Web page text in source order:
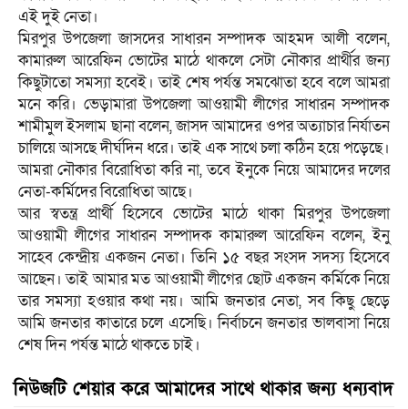
এই দুই নেতা।
মিরপুর উপজেলা জাসদের সাধারন সম্পাদক আহমদ আলী বলেন,
কামারুল আরেফিন ভোটের মাঠে থাকলে সেটা নৌকার প্রার্থীর জন্য
কিছুটাতো সমস্যা হবেই। তাই শেষ পর্যন্ত সমঝোতা হবে বলে আমরা
মনে করি। ভেড়ামারা উপজেলা আওয়ামী লীগের সাধারন সম্পাদক
শামীমুল ইসলাম ছানা বলেন, জাসদ আমাদের ওপর অত্যাচার নির্যাতন
চালিয়ে আসছে দীর্ঘদিন ধরে। তাই এক সাথে চলা কঠিন হয়ে পড়েছে।
আমরা নৌকার বিরোধিতা করি না, তবে ইনুকে নিয়ে আমাদের দলের
নেতা-কর্মিদের বিরোধিতা আছে।
আর স্বতন্ত্র প্রার্থী হিসেবে ভোটের মাঠে থাকা মিরপুর উপজেলা
আওয়ামী লীগের সাধারন সম্পাদক কামারুল আরেফিন বলেন, ইনু
সাহেব কেন্দ্রীয় একজন নেতা। তিনি ১৫ বছর সংসদ সদস্য হিসেবে
আছেন। তাই আমার মত আওয়ামী লীগের ছোট একজন কর্মিকে নিয়ে
তার সমস্যা হওয়ার কথা নয়। আমি জনতার নেতা, সব কিছু ছেড়ে
আমি জনতার কাতারে চলে এসেছি। নির্বাচনে জনতার ভালবাসা নিয়ে
শেষ দিন পর্যন্ত মাঠে থাকতে চাই।
নিউজটি শেয়ার করে আমাদের সাথে থাকার জন্য ধন্যবাদ